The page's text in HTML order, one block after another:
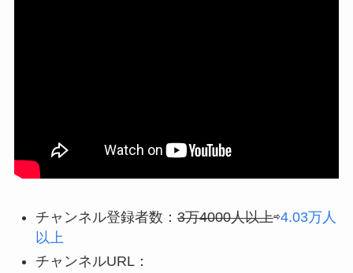
チャンネル登録者数：3万4000人以上⇨4.03万人
以上
チャンネルURL：